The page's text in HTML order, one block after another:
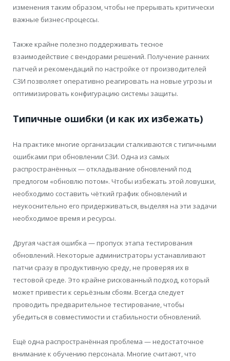
изменения таким образом, чтобы не прерывать критически
важные бизнес‑процессы.
Также крайне полезно поддерживать тесное
взаимодействие с вендорами решений. Получение ранних
патчей и рекомендаций по настройке от производителей
СЗИ позволяет оперативно реагировать на новые угрозы и
оптимизировать конфигурацию системы защиты.
Типичные ошибки (и как их избежать)
На практике многие организации сталкиваются с типичными
ошибками при обновлении СЗИ. Одна из самых
распространённых — откладывание обновлений под
предлогом «обновлю потом». Чтобы избежать этой ловушки,
необходимо составить чёткий график обновлений и
неукоснительно его придерживаться, выделяя на эти задачи
необходимое время и ресурсы.
Другая частая ошибка — пропуск этапа тестирования
обновлений. Некоторые администраторы устанавливают
патчи сразу в продуктивную среду, не проверяя их в
тестовой среде. Это крайне рискованный подход, который
может привести к серьёзным сбоям. Всегда следует
проводить предварительное тестирование, чтобы
убедиться в совместимости и стабильности обновлений.
Ещё одна распространённая проблема — недостаточное
внимание к обучению персонала. Многие считают, что